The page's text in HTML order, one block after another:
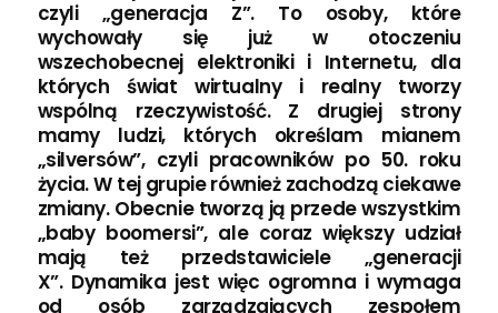
czyli „generacja Z”. To osoby, które
wychowały się już w otoczeniu
wszechobecnej elektroniki i Internetu, dla
których świat wirtualny i realny tworzy
wspólną rzeczywistość. Z drugiej strony
mamy ludzi, których określam mianem
„silversów”, czyli pracowników po 50. roku
życia. W tej grupie również zachodzą ciekawe
zmiany. Obecnie tworzą ją przede wszystkim
„baby boomersi”, ale coraz większy udział
mają też przedstawiciele „generacji
X”. Dynamika jest więc ogromna i wymaga
od osób zarządzających zespołem